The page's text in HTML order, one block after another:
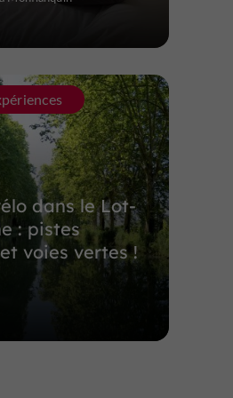
dans le Lot-
: pistes
voies vertes !